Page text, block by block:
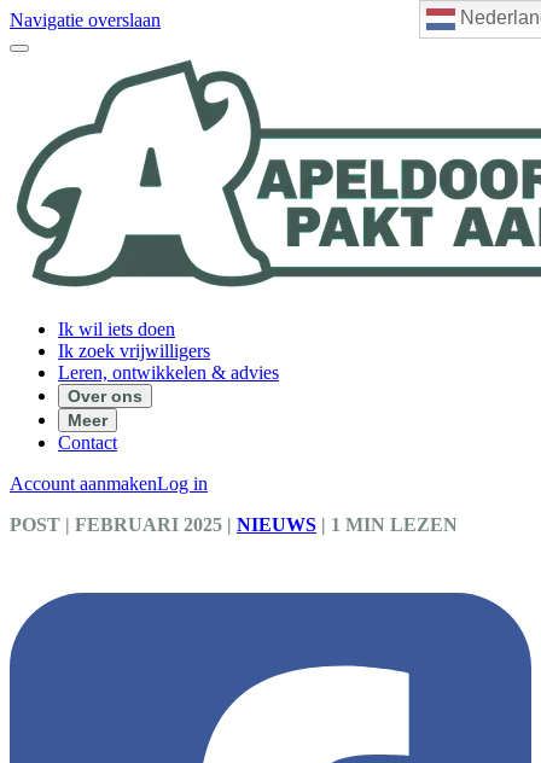
Navigatie overslaan
Ik wil iets doen
Ik zoek vrijwilligers
Leren, ontwikkelen & advies
Over ons
Meer
Contact
Account aanmakenLog in
POST | FEBRUARI 2025 | NIEUWS | 1 MIN LEZEN